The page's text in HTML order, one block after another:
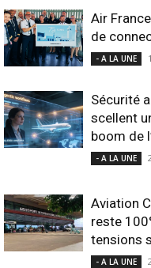
Air
de
- A LA UNE
Sécurité
scellent
boom de
- A LA UNE
Aviation
reste
tensions
- A LA UNE